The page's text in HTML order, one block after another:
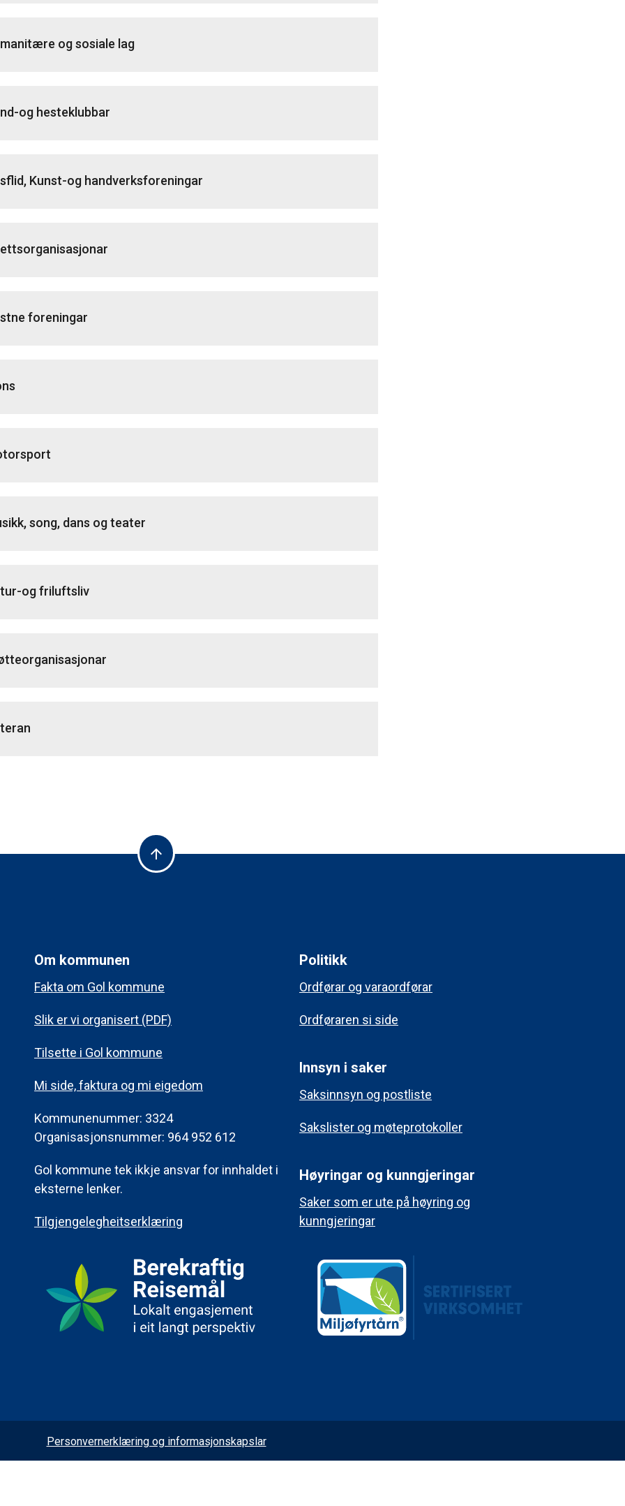
og sosiale lag
og hesteklubbar
Kunst-og handverksforeningar
foreningar
song, dans og teater
og friluftsliv
arrow_upward
Om kommunen
Fakta om Gol kommune
Slik er vi organisert (PDF)
Tilsette i Gol kommune
Mi side, faktura og mi eigedom
Kommunenummer: 3324
Organisasjonsnummer: 964 952 612
Gol kommune tek ikkje ansvar for innhaldet i
eksterne lenker.
Tilgjengelegheitserklæring
Politikk
Ordførar og varaordførar
Ordføraren si side
Innsyn i saker
Saksinnsyn og postliste
Sakslister og møteprotokoller
Høyringar og kunngjeringar
Saker som er ute på høyring og
kunngjeringar
Personvernerklæring og informasjonskapslar